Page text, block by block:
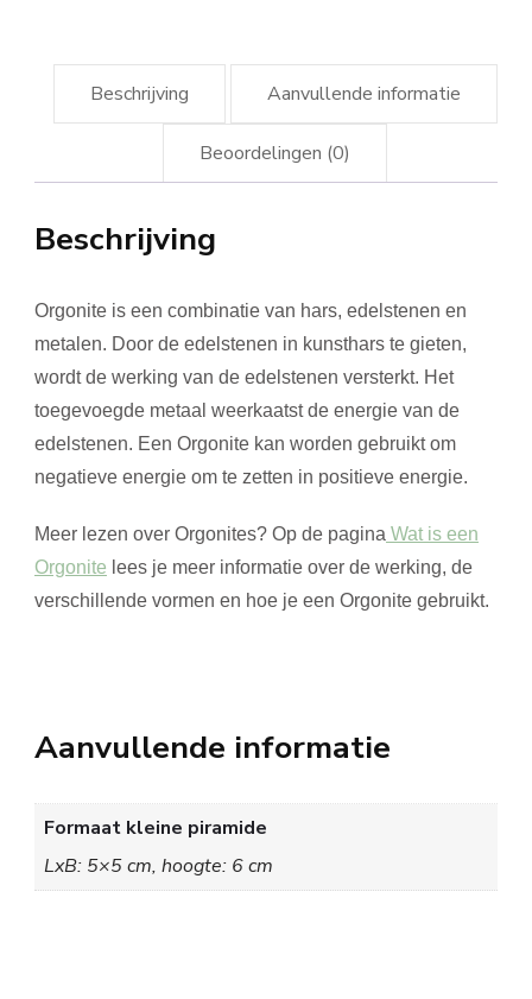
Beschrijving Aanvullende informatie
Beoordelingen (0)
Beschrijving
Orgonite is een combinatie van hars, edelstenen en
metalen. Door de edelstenen in kunsthars te gieten,
wordt de werking van de edelstenen versterkt. Het
toegevoegde metaal weerkaatst de energie van de
edelstenen. Een Orgonite kan worden gebruikt om
negatieve energie om te zetten in positieve energie.
Meer lezen over Orgonites? Op de pagina Wat is een
Orgonite lees je meer informatie over de werking, de
verschillende vormen en hoe je een Orgonite gebruikt.
Aanvullende informatie
Formaat kleine piramide
LxB: 5×5 cm, hoogte: 6 cm